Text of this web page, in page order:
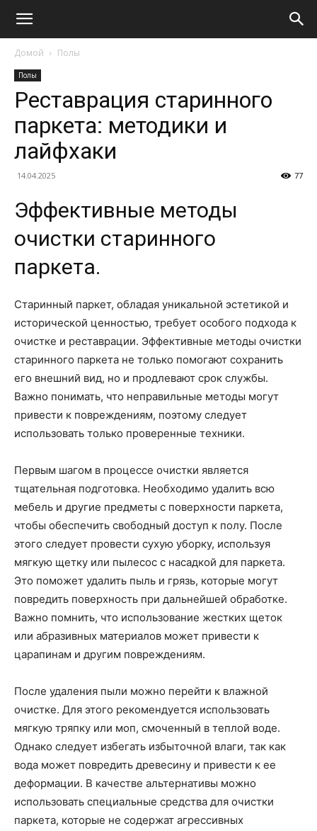
Домой Полы
Полы
Реставрация старинного
паркета: методики и
лайфхаки
14.04.2025 77
Эффективные методы
очистки старинного
паркета.
Старинный паркет, обладая уникальной эстетикой и
исторической ценностью, требует особого подхода к
очистке и реставрации. Эффективные методы очистки
старинного паркета не только помогают сохранить
его внешний вид, но и продлевают срок службы.
Важно понимать, что неправильные методы могут
привести к повреждениям, поэтому следует
использовать только проверенные техники.
Первым шагом в процессе очистки является
тщательная подготовка. Необходимо удалить всю
мебель и другие предметы с поверхности паркета,
чтобы обеспечить свободный доступ к полу. После
этого следует провести сухую уборку, используя
мягкую щетку или пылесос с насадкой для паркета.
Это поможет удалить пыль и грязь, которые могут
повредить поверхность при дальнейшей обработке.
Важно помнить, что использование жестких щеток
или абразивных материалов может привести к
царапинам и другим повреждениям.
После удаления пыли можно перейти к влажной
очистке. Для этого рекомендуется использовать
мягкую тряпку или моп, смоченный в теплой воде.
Однако следует избегать избыточной влаги, так как
вода может повредить древесину и привести к ее
деформации. В качестве альтернативы можно
использовать специальные средства для очистки
паркета, которые не содержат агрессивных